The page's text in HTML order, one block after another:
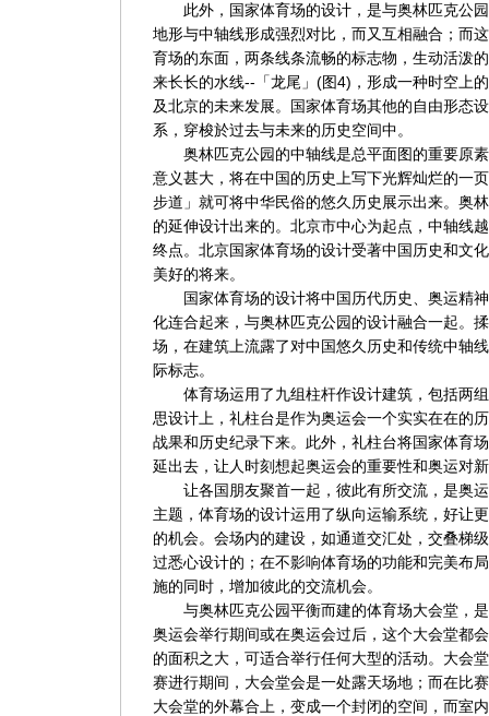
此外，国家体育场的设计，是与奥林匹克公园
地形与中轴线形成强烈对比，而又互相融合；而
育场的东面，两条线条流畅的标志物，生动活泼
来长长的水线--「龙尾」(图4)，形成一种时空上
及北京的未来发展。国家体育场其他的自由形态
系，穿梭於过去与未来的历史空间中。
奥林匹克公园的中轴线是总平面图的重要原素
意义甚大，将在中国的历史上写下光辉灿烂的一
步道」就可将中华民俗的悠久历史展示出来。奥
的延伸设计出来的。北京市中心为起点，中轴线
终点。北京国家体育场的设计受著中国历史和文
美好的将来。
国家体育场的设计将中国历代历史、奥运精神
化连合起来，与奥林匹克公园的设计融合一起。
场，在建筑上流露了对中国悠久历史和传统中轴
际标志。
体育场运用了九组柱杆作设计建筑，包括两组
思设计上，礼柱台是作为奥运会一个实实在在的
战果和历史纪录下来。此外，礼柱台将国家体育
延出去，让人时刻想起奥运会的重要性和奥运对
让各国朋友聚首一起，彼此有所交流，是奥运
主题，体育场的设计运用了纵向运输系统，好让
的机会。会场内的建设，如通道交汇处，交叠梯
过悉心设计的；在不影响体育场的功能和完美布
施的同时，增加彼此的交流机会。
与奥林匹克公园平衡而建的体育场大会堂，是
奥运会举行期间或在奥运会过后，这个大会堂都
的面积之大，可适合举行任何大型的活动。大会
赛进行期间，大会堂会是一处露天场地；而在比
大会堂的外幕合上，变成一个封闭的空间，而室